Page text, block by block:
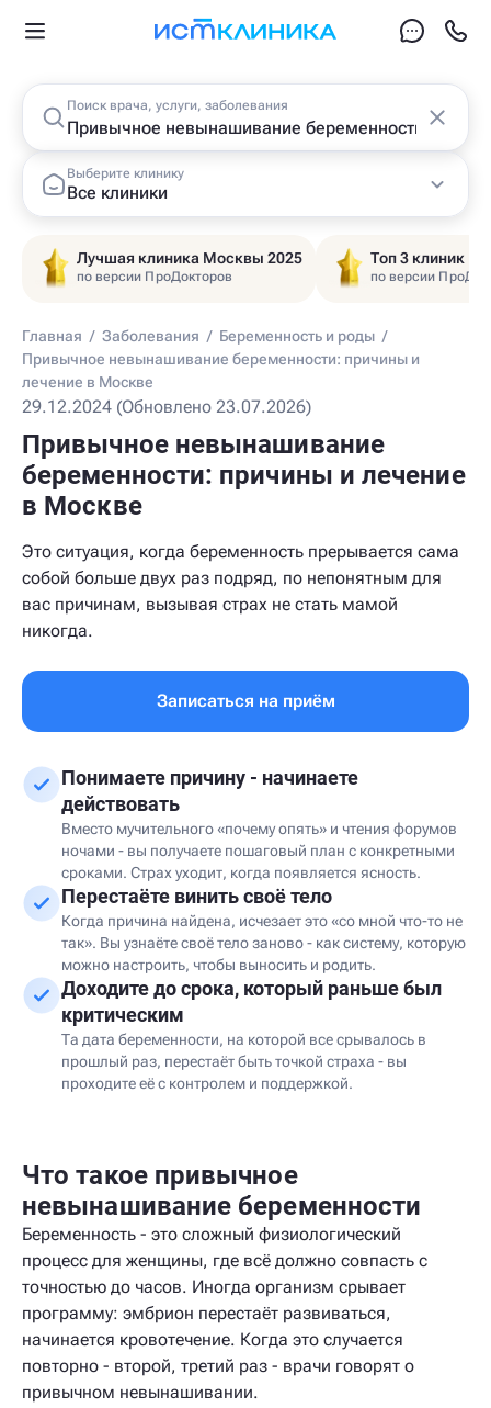
Поиск врача, услуги, заболевания
Выберите клинику
Все клиники
Лучшая клиника Москвы 2025
по версии ПроДокторов
Топ 3 клиник
по версии
Главная / Заболевания / Беременность и роды /
Привычное невынашивание беременности: причины и
лечение в Москве
29.12.2024 (Обновлено 23.07.2026)
Привычное невынашивание
беременности: причины и лечение
в Москве
Это ситуация, когда беременность прерывается сама
собой больше двух раз подряд, по непонятным для
вас причинам, вызывая страх не стать мамой
никогда.
Записаться на приём
Понимаете причину - начинаете
действовать
Вместо мучительного «почему опять» и чтения форумов
ночами - вы получаете пошаговый план с конкретными
сроками. Страх уходит, когда появляется ясность.
Перестаёте винить своё тело
Когда причина найдена, исчезает это «со мной что-то не
так». Вы узнаёте своё тело заново - как систему, которую
можно настроить, чтобы выносить и родить.
Доходите до срока, который раньше был
критическим
Та дата беременности, на которой все срывалось в
прошлый раз, перестаёт быть точкой страха - вы
проходите её с контролем и поддержкой.
Что такое привычное
невынашивание беременности
Беременность - это сложный физиологический
процесс для женщины, где всё должно совпасть с
точностью до часов. Иногда организм срывает
программу: эмбрион перестаёт развиваться,
начинается кровотечение. Когда это случается
повторно - второй, третий раз - врачи говорят о
привычном невынашивании.